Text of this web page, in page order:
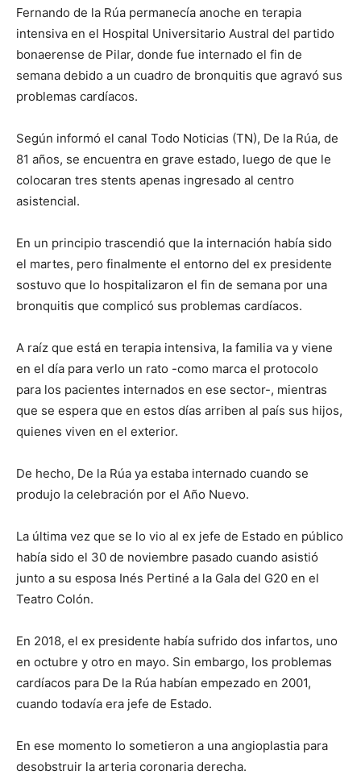
Fernando de la Rúa permanecía anoche en terapia
intensiva en el Hospital Universitario Austral del partido
bonaerense de Pilar, donde fue internado el fin de
semana debido a un cuadro de bronquitis que agravó sus
problemas cardíacos.
Según informó el canal Todo Noticias (TN), De la Rúa, de
81 años, se encuentra en grave estado, luego de que le
colocaran tres stents apenas ingresado al centro
asistencial.
En un principio trascendió que la internación había sido
el martes, pero finalmente el entorno del ex presidente
sostuvo que lo hospitalizaron el fin de semana por una
bronquitis que complicó sus problemas cardíacos.
A raíz que está en terapia intensiva, la familia va y viene
en el día para verlo un rato -como marca el protocolo
para los pacientes internados en ese sector-, mientras
que se espera que en estos días arriben al país sus hijos,
quienes viven en el exterior.
De hecho, De la Rúa ya estaba internado cuando se
produjo la celebración por el Año Nuevo.
La última vez que se lo vio al ex jefe de Estado en público
había sido el 30 de noviembre pasado cuando asistió
junto a su esposa Inés Pertiné a la Gala del G20 en el
Teatro Colón.
En 2018, el ex presidente había sufrido dos infartos, uno
en octubre y otro en mayo. Sin embargo, los problemas
cardíacos para De la Rúa habían empezado en 2001,
cuando todavía era jefe de Estado.
En ese momento lo sometieron a una angioplastia para
desobstruir la arteria coronaria derecha.